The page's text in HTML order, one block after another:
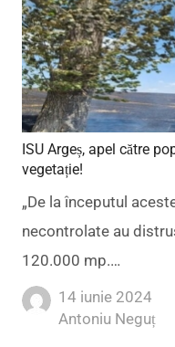
ISU Argeș, apel către
vegetație!
„De la începutul
necontrolate au
120.000 mp.…
14 iunie 2024
Author
Antoniu Neguț